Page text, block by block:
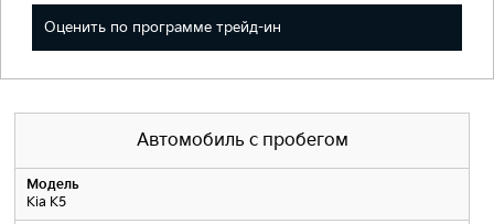
Оценить по программе трейд-ин
Автомобиль с пробегом
Модель
Kia K5